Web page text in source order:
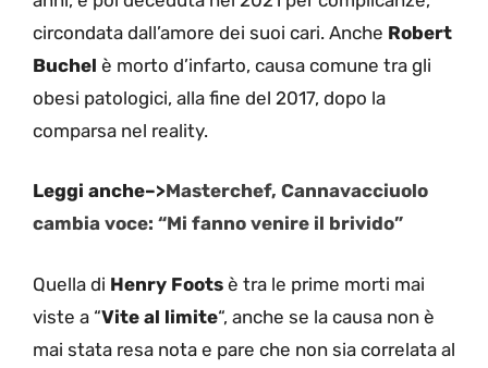
circondata dall’amore dei suoi cari. Anche Robert
Buchel è morto d’infarto, causa comune tra gli
obesi patologici, alla fine del 2017, dopo la
comparsa nel reality.
Leggi anche–>Masterchef, Cannavacciuolo
cambia voce: “Mi fanno venire il brivido”
Quella di Henry Foots è tra le prime morti mai
viste a “Vite al limite“, anche se la causa non è
mai stata resa nota e pare che non sia correlata al